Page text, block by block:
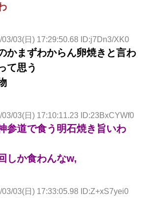
03/03(日) 17:29:50.68 ID:j7Dn3/XK0
かまずわからん卵焼きと言わ
て思う
03/03(日) 17:10:11.23 ID:23BxCYWf0
参道で食う明石焼き旨いわ
しか食わんなw,
03/03(日) 17:33:05.98 ID:Z+xS7yei0